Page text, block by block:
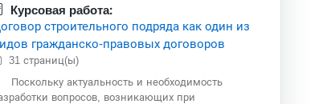
Курсовая работа:
строительного подряда как один из
гражданско-правовых договоров
31 страниц(ы)
Поскольку актуальность и необходимость
вопросов, возникающих при